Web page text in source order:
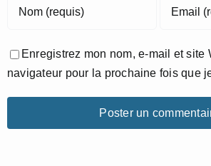
Enregistrez mon nom, e-mail et site
navigateur pour la prochaine fois que